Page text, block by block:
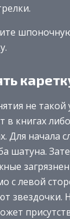
не
в книгах
Для начала
шатуна.
с левой
звездочки.